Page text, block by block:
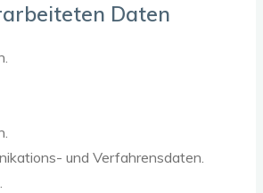
Daten
und Verfahrensdaten.